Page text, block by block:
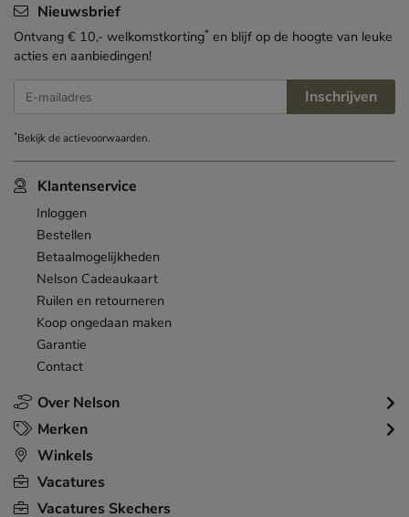
Over Nelson
Klantenservice
Inloggen
Bestellen
Betaalmogelijkheden
Nelson Cadeaukaart
Ruilen en retourneren
Koop ongedaan maken
Garantie
Contact
Merken
Winkels
Vacatures
Vacatures Skechers
Nieuwsbrief
Ontvang € 10,- welkomstkorting* en blijf op de hoogte van leuke
acties en aanbiedingen!
E-mailadres Inschrijven
*Bekijk deactievoorwaarden.